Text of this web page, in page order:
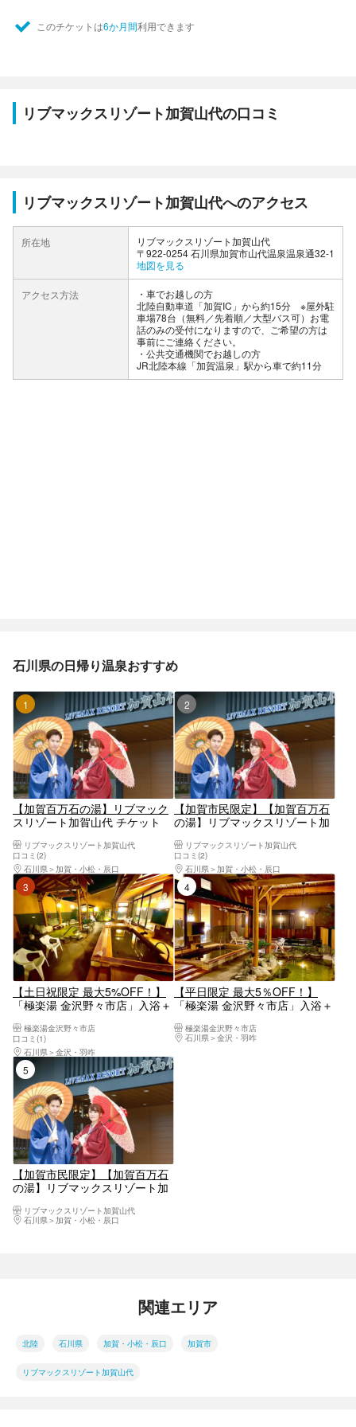
このチケットは6か月間利用できます
リブマックスリゾート加賀山代の口コミ
リブマックスリゾート加賀山代へのアクセス
所在地
リブマックスリゾート加賀山代
〒922-0254 石川県加賀市山代温泉温泉通32-1
地図を見る
アクセス方法
車でお越しの方
北陸自動車道「加賀IC」から約15分 ※屋外駐
車場78台（無料／先着順／大型バス可）お電
話のみの受付になりますので、ご希望の方は
事前にご連絡ください。
公共交通機関でお越しの方
JR北陸本線「加賀温泉」駅から車で約11分
石川県の日帰り温泉おすすめ
1位
【加賀百万石の湯】リブマック
スリゾート加賀山代 チケット
リブマックスリゾート加賀山代
口コミ(2)
石川県
加賀・小松・辰口
2位
【加賀市民限定】【加賀百万石
の湯】リブマックスリゾート加
リブマックスリゾート加賀山代
口コミ(2)
石川県
加賀・小松・辰口
3位
【土日祝限定 最大5%OFF！】
「極楽湯 金沢野々市店」入浴＋
セットは大人のみ
極楽湯金沢野々市店
口コミ(1)
石川県
金沢・羽咋
4位
【平日限定 最大5％OFF！】
「極楽湯 金沢野々市店」入浴＋
セットは大人のみ
極楽湯金沢野々市店
石川県
金沢・羽咋
5位
【加賀市民限定】【加賀百万石
の湯】リブマックスリゾート加
スタオル）
リブマックスリゾート加賀山代
石川県
加賀・小松・辰口
関連エリア
北陸 石川県 加賀・小松・辰口 加賀市
リブマックスリゾート加賀山代